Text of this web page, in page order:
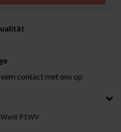
contact met ons op
P1WV